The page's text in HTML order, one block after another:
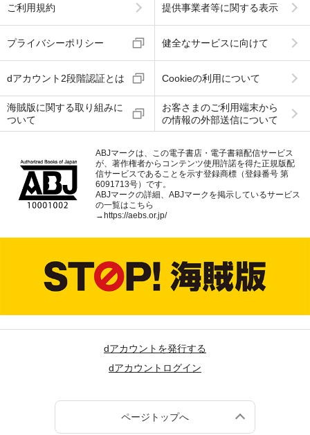
ご利用規約 提供事業者等に関する表示
プライバシーポリシー 健全なサービスに向けて
dアカウント2段階認証とは Cookieの利用について
海賊版に関する取り組みに
ついて
お客さまのご利用端末から
の情報の外部送信について
ABJマークは、この電子書店・電子書籍配信サービス
が、著作権者からコンテンツ使用許諾を得た正規版配
信サービスであることを示す登録商標（登録番号 第
6091713号）です。
ABJマークの詳細、ABJマークを掲示しているサービス
の一覧はこちら
→https://aebs.or.jp/
dアカウントを発行する
dアカウントログイン
ページトップへ